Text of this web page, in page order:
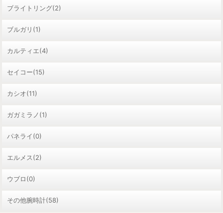
ブライトリング(2)
ブルガリ(1)
カルティエ(4)
セイコー(15)
カシオ(11)
ガガミラノ(1)
パネライ(0)
エルメス(2)
ウブロ(0)
その他腕時計(58)